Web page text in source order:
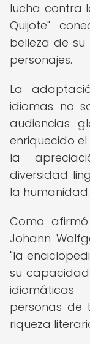
lucha contra
Quijote"
belleza de
personajes.
La
idiomas no
audiencias
enriquecido
la
diversidad
la humanidad.
Como
Johann
"la
su
personas de
riqueza